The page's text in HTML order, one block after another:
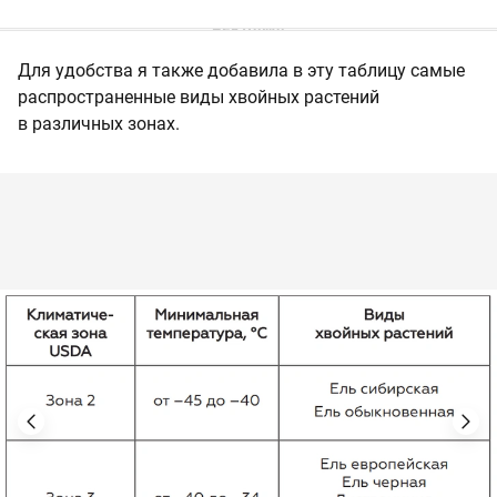
Для удобства я также добавила в эту таблицу самые
распространенные виды хвойных растений
в различных зонах.